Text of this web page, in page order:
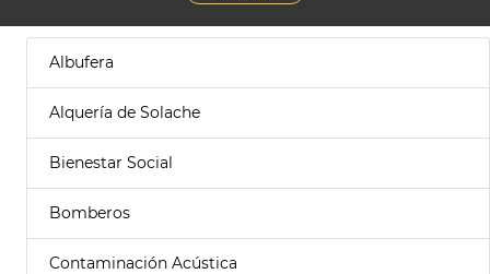
Albufera
Alquería de Solache
Bienestar Social
Bomberos
Contaminación Acústica